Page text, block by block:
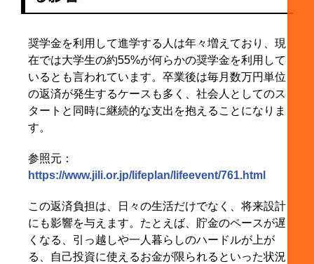
奨学金を利用して進学する人は年々増えており、現
在では大学生の約55%が何らかの奨学金を利用して
いるとも言われています。卒業後は毎月数万円単位
の返済が発生するケースも多く、社会人としてのス
タートと同時に継続的な支出を抱えることになりま
す。
参照元：
https://www.jili.or.jp/lifeplan/lifeevent/761.html
この返済負担は、日々の生活だけでなく、将来設計
にも影響を与えます。たとえば、貯金のペースが遅
くなる、引っ越しや一人暮らしのハードルが上が
る、自己投資に使えるお金が限られるといった状況